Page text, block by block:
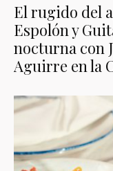
El rugido del
Espolón y
nocturna con
Aguirre en la